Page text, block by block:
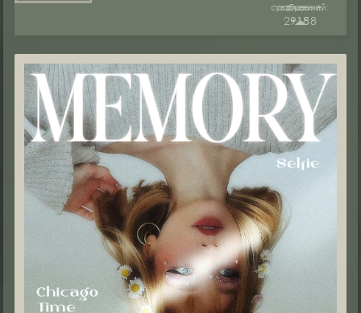
руны:
☁︎
сообщений:
29188
уважение:
+15